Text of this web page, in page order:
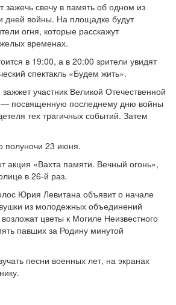
свечу в память об одном из
дней войны. На площадке будут
огня, которые расскажут
временах.
в 19:00, а в 20:00 зрители увидят
спектакль «Будем жить».
участник Великой Отечественной
посвященную последнему дню войны
тех трагичных событий. Затем
полуночи 23 июня.
акция «Вахта памяти. Вечный огонь»,
в 26-й раз.
Юрия Левитана объявит о начале
из молодежных объединений
цветы к Могиле Неизвестного
павших за Родину минутой
песни военных лет, на экранах